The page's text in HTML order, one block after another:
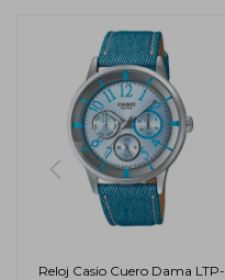
Reloj Casio Cuero Dama LTP-